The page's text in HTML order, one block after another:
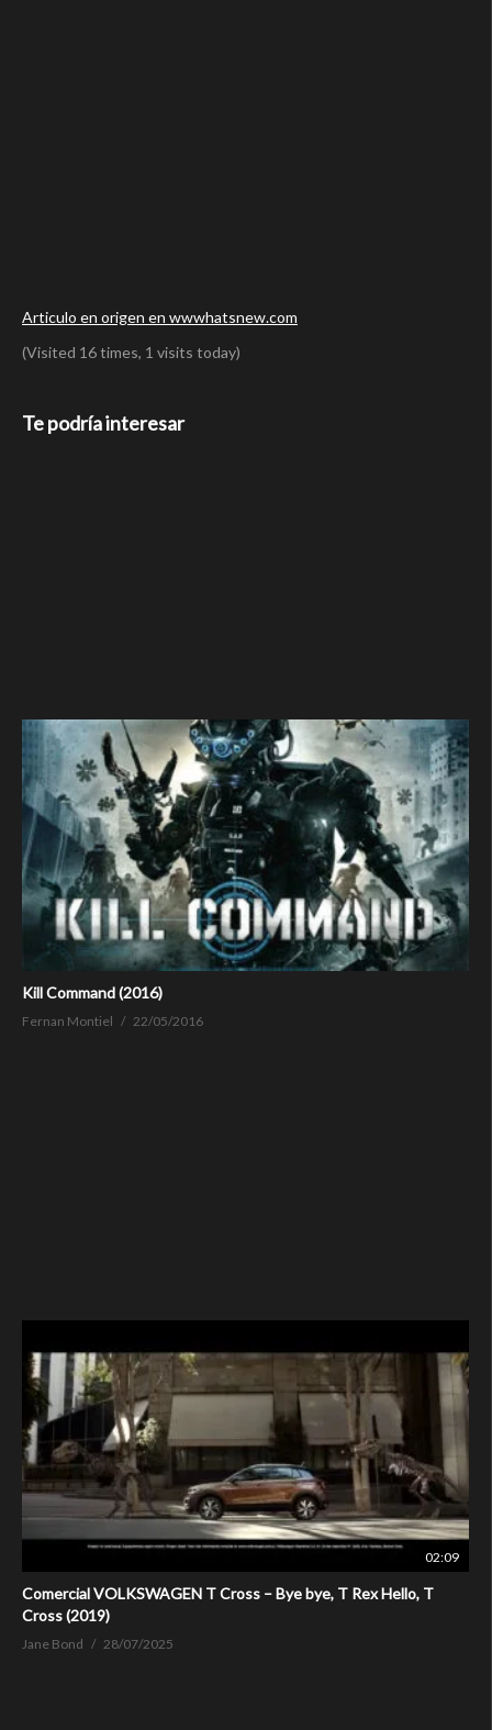
Articulo en origen en wwwhatsnew.com
(Visited 16 times, 1 visits today)
Te podría interesar
Kill Command (2016)
Fernan Montiel 22/05/2016
02:09
Comercial VOLKSWAGEN T Cross – Bye bye, T Rex Hello, T
Cross (2019)
Jane Bond 28/07/2025